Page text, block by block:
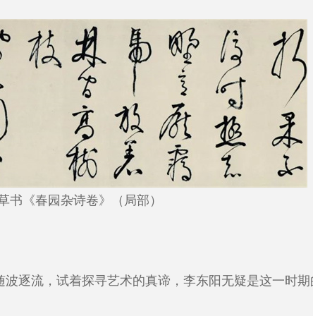
书《春园杂诗卷》（局部）
逐流，试着探寻艺术的真谛，李东阳无疑是这一时期